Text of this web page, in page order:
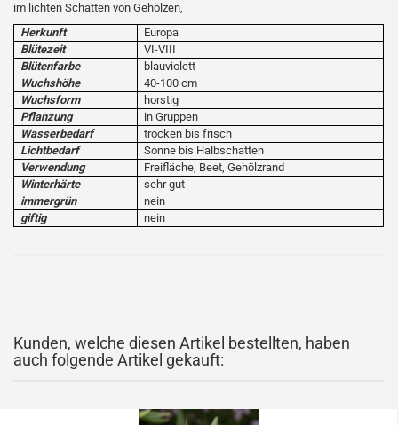
im lichten Schatten von Gehölzen,
Herkunft
Europa
Blütezeit
VI-VIII
Blütenfarbe
blauviolett
Wuchshöhe
40-100 cm
Wuchsform
horstig
Pflanzung
in Gruppen
Wasserbedarf
trocken bis frisch
Lichtbedarf
Sonne bis Halbschatten
Verwendung
Freifläche, Beet, Gehölzrand
Winterhärte
sehr gut
immergrün
nein
giftig
nein
Kunden, welche diesen Artikel bestellten, haben
auch folgende Artikel gekauft: